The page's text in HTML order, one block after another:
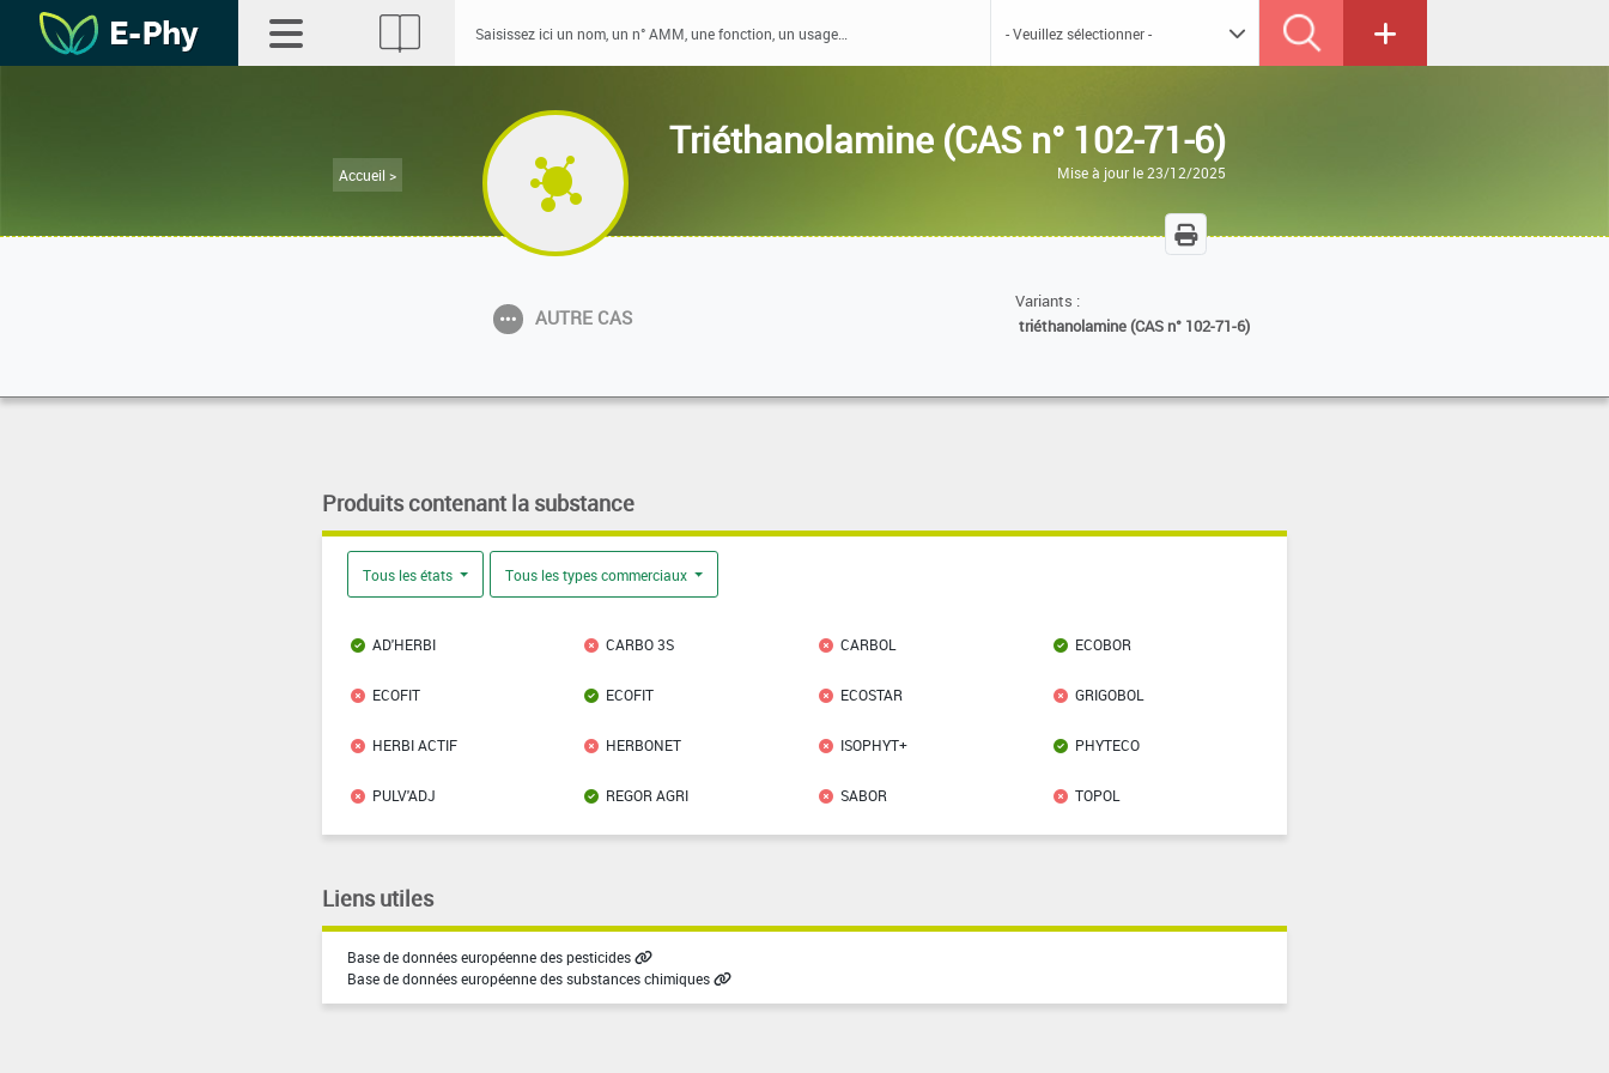
Accueil >
Triéthanolamine (CAS n° 102-71-6)
Mise à jour le 23/12/2025
AUTRE CAS
Variants :
triéthanolamine (CAS n° 102-71-6)
Produits contenant la substance
Tous les états Tous les types commerciaux
AD'HERBI CARBO 3S CARBOL ECOBOR
ECOFIT ECOFIT ECOSTAR GRIGOBOL
HERBI ACTIF HERBONET ISOPHYT+ PHYTECO
PULV'ADJ REGOR AGRI SABOR TOPOL
Liens utiles
Base de données européenne des pesticides
Base de données européenne des substances chimiques